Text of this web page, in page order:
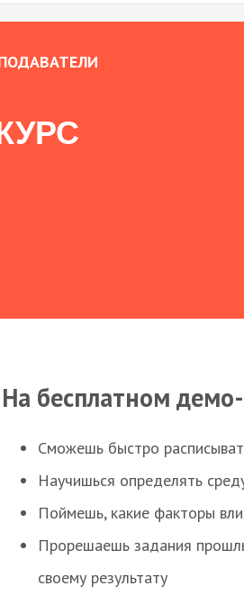
На бесплатном
Сможешь быстро
Научишься определять
Поймешь, какие факторы
Прорешаешь задания
своему результату